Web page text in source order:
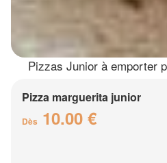
Pizzas Junior à emporter
Pizza marguerita junior
Dès 10.00 €